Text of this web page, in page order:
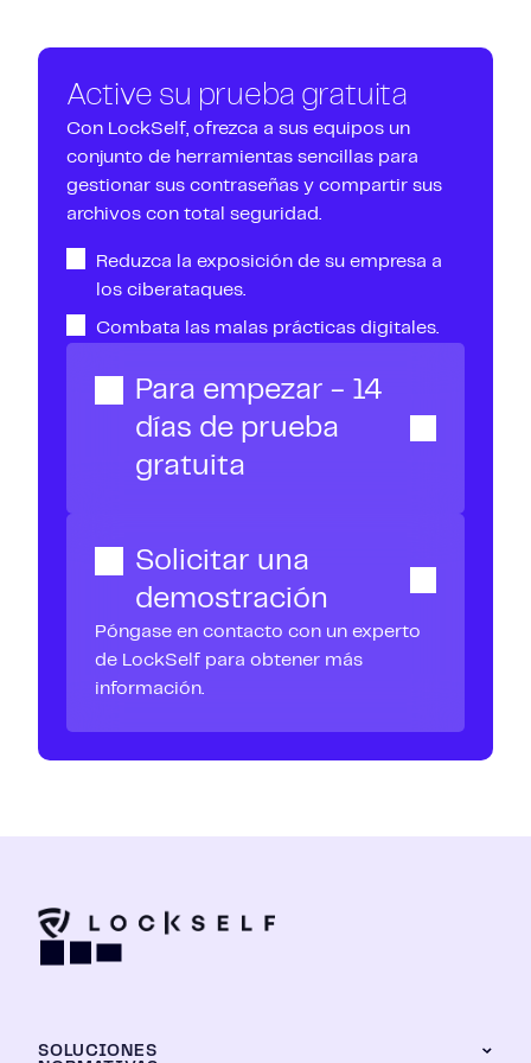
contraseñasy gestionar fácilmente las cuentas de
usuarios, incluidos los proveedores de servicios.
Estas características garantizan unalto nivel de
seguridady facilitan elcumplimiento de las
normas vigentes (RGPD, NIS2, DORA, ISO27001
etc.).
Active su prueba gratuita
Con LockSelf, ofrezca a sus equipos un
conjunto de herramientas sencillas para
gestionar sus contraseñas y compartir sus
archivos con total seguridad.
Reduzca la exposición de su empresa a
los ciberataques.
Combata las malas prácticas digitales.
Para empezar - 14
días de prueba
gratuita
Solicitar una
demostración
Póngase en contacto con un experto
de LockSelf para obtener más
información.
SOLUCIONES